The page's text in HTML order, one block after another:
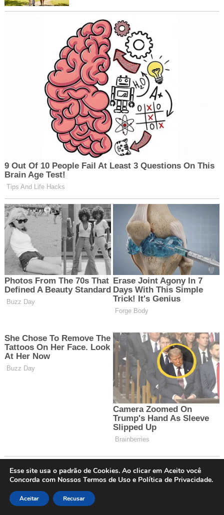
Esse site usa o padrão de Cookies. Ao clicar em Aceito você
Concorda com Nossos Termos de Uso e Política de Privacidade.
Aceitar Recusar